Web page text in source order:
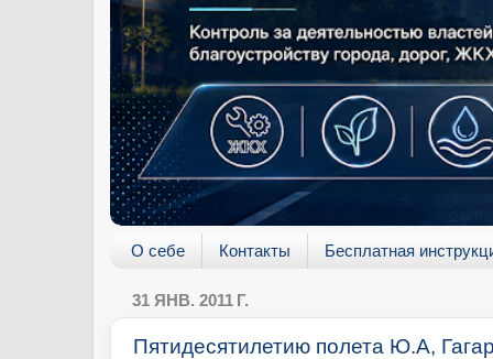
О себе Контакты Бесплатная
31 ЯНВ. 2011 Г.
Пятидесятилетию полета Ю.А,